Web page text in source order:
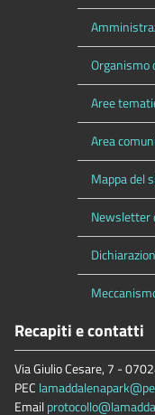
Organismo
Aree
Area
Mappa del
Newsletter
Recapiti e contatti
Via Giulio Cesare, 7 -
PEC
Email